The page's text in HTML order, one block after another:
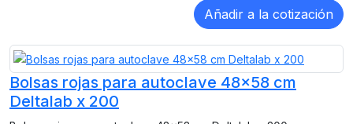
Bolsas rojas para autoclave 48x58 cm
Deltalab x 200